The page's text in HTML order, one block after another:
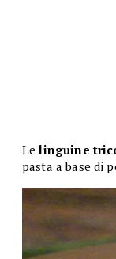
Lelinguine
pasta a base di